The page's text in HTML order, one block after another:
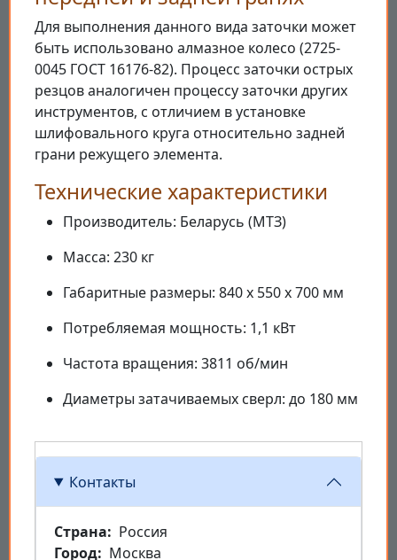
Для выполнения данного вида заточки может
быть использовано алмазное колесо (2725-
0045 ГОСТ 16176-82). Процесс заточки острых
резцов аналогичен процессу заточки других
инструментов, с отличием в установке
шлифовального круга относительно задней
грани режущего элемента.
Технические характеристики
Производитель: Беларусь (МТЗ)
Масса: 230 кг
Габаритные размеры: 840 х 550 х 700 мм
Потребляемая мощность: 1,1 кВт
Частота вращения: 3811 об/мин
Диаметры затачиваемых сверл: до 180 мм
Контакты
Страна
Россия
Город
Москва